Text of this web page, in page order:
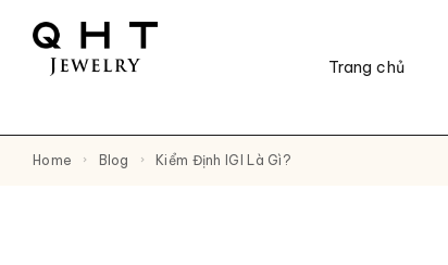
Trang chủ
Home Blog Kiểm Định IGI Là Gì?